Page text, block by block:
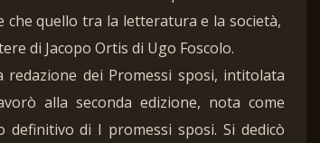
quello tra la letteratura e la società,
di Jacopo Ortis di Ugo Foscolo.
dei Promessi sposi, intitolata
alla seconda edizione, nota come
di I promessi sposi. Si dedicò